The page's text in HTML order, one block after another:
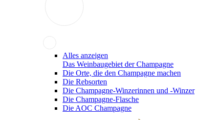
Alles anzeigen
Das Weinbaugebiet der Champagne
Die Orte, die den Champagne machen
Die Rebsorten
Die Champagne-Winzerinnen und -Winzer
Die Champagne-Flasche
Die AOC Champagne